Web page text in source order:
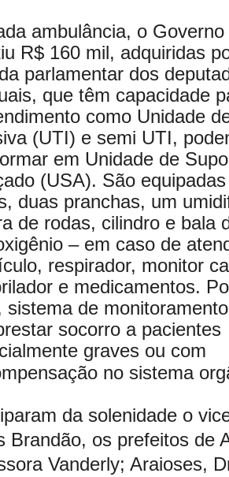
ambulância, o
R$ 160 mil, adquiridas
parlamentar dos
que têm capacidade
como Unidade
(UTI) e semi UTI,
em Unidade de
(USA). São
duas pranchas, um
de rodas, cilindro e bala
– em caso de
respirador, monitor
e medicamentos.
sistema de
socorro a pacientes
graves ou com
no sistema
da solenidade o
Brandão, os prefeitos de
Vanderly; Araioses,